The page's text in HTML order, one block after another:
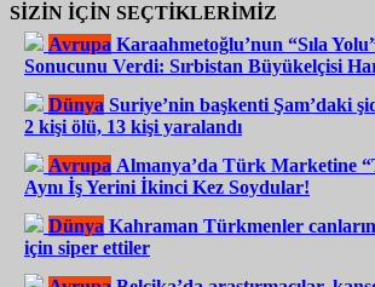
SİZİN İÇİN SEÇTİKLERİMİZ
Avrupa Karaahmetoğlu’nun “Sıla
Sonucunu Verdi: Sırbistan Büyükelçisi
Dünya Suriye’nin başkenti Şam’daki
2 kişi ölü, 13 kişi yaralandı
Avrupa Almanya’da Türk Marketine
Aynı İş Yerini İkinci Kez Soydular!
Dünya Kahraman Türkmenler
için siper ettiler